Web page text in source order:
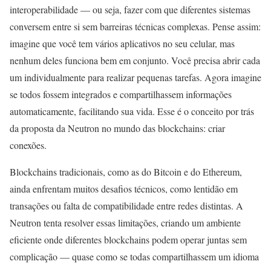
interoperabilidade — ou seja, fazer com que diferentes sistemas
conversem entre si sem barreiras técnicas complexas. Pense assim:
imagine que você tem vários aplicativos no seu celular, mas
nenhum deles funciona bem em conjunto. Você precisa abrir cada
um individualmente para realizar pequenas tarefas. Agora imagine
se todos fossem integrados e compartilhassem informações
automaticamente, facilitando sua vida. Esse é o conceito por trás
da proposta da Neutron no mundo das blockchains: criar
conexões.
Blockchains tradicionais, como as do Bitcoin e do Ethereum,
ainda enfrentam muitos desafios técnicos, como lentidão em
transações ou falta de compatibilidade entre redes distintas. A
Neutron tenta resolver essas limitações, criando um ambiente
eficiente onde diferentes blockchains podem operar juntas sem
complicação — quase como se todas compartilhassem um idioma